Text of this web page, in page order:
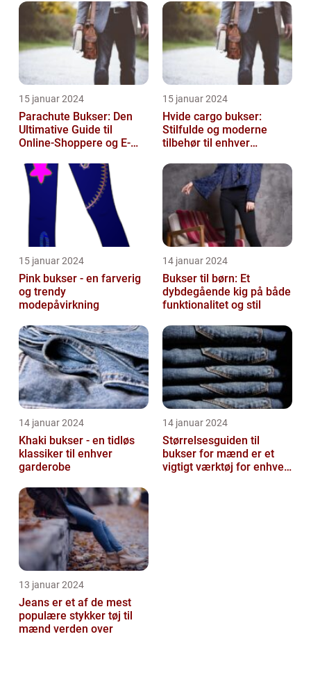
fashion choice for ...
15 januar 2024
Parachute Bukser: Den
Ultimative Guide til
Online-Shoppere og E-
15 januar 2024
Hvide cargo bukser:
Stilfulde og moderne
tilbehør til enhver
15 januar 2024
Pink bukser - en farverig
og trendy
modepåvirkning
14 januar 2024
Bukser til børn: Et
dybdegående kig på både
funktionalitet og stil
14 januar 2024
Khaki bukser - en tidløs
klassiker til enhver
garderobe
14 januar 2024
Størrelsesguiden til
bukser for mænd er et
vigtigt værktøj for enhver
13 januar 2024
Jeans er et af de mest
populære stykker tøj til
mænd verden over